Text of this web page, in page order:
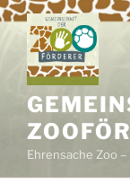
Zum
Inhalt
springen
Ehrensache Zoo